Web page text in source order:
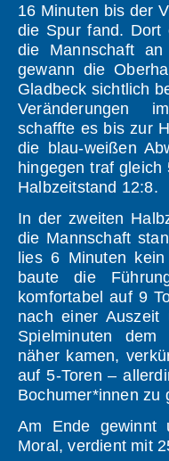
16 Minuten bis der
die Spur fand. Dort
die Mannschaft
gewann die
Gladbeck sichtlich
Veränderungen
schaffte es bis zur
die blau-weißen
hingegen traf
Halbzeitstand 12:8.
In der zweiten
die Mannschaft
lies 6 Minuten
baute die
komfortabel auf 9
nach einer
Spielminuten
näher kamen,
auf 5-Toren –
Bochumer*innen zu
Am Ende gewinnt
Moral, verdient mit